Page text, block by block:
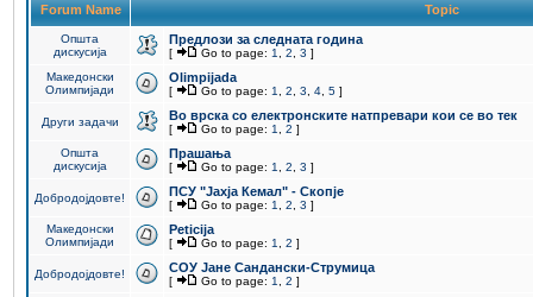
Forum Name Topic
Општа
дискусија
Предлози за следната година
[ Go to page: 1 2 3 ]
Македонски
Олимпијади
Olimpijada
[ Go to page: 1 2 3 4 5 ]
Други задачи Во врска со електронските натпревари кои се во тек
[ Go to page: 1 2 ]
Општа
дискусија
Прашања
[ Go to page: 1 2 3 ]
Добродојдовте! ПCУ "Јахја Кемал" - Скопје
[ Go to page: 1 2 3 ]
Македонски
Олимпијади
Peticija
[ Go to page: 1 2 ]
Добродојдовте! СОУ Јане Сандански-Струмица
[ Go to page: 1 2 ]